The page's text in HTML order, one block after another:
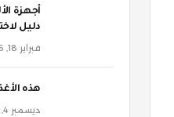
أجهزة
دليل
فبراير 18, 2026
‫هذه
ديسمبر 4, 2025